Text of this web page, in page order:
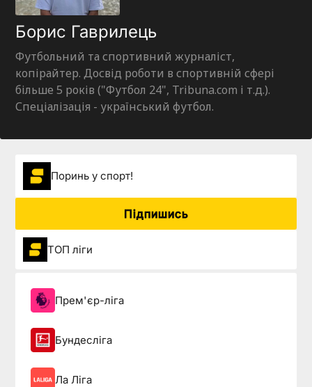
Борис Гаврилець
Футбольний та спортивний журналіст,
копірайтер. Досвід роботи в спортивній сфері
більше 5 років ("Футбол 24", Tribuna.com і т.д.).
Спеціалізація - український футбол.
Поринь у спорт!
Підпишись
ТОП ліги
Прем'єр-ліга
Бундесліга
Ла Ліга